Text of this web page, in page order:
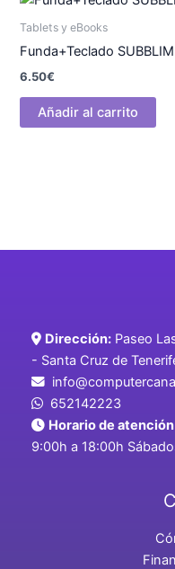
Tablets y eBooks
Funda+Teclado
6.50€
Añadir al carrito
Dirección: Paseo
- Santa Cruz de
652142223
Horario de
9:00h a 18:00h